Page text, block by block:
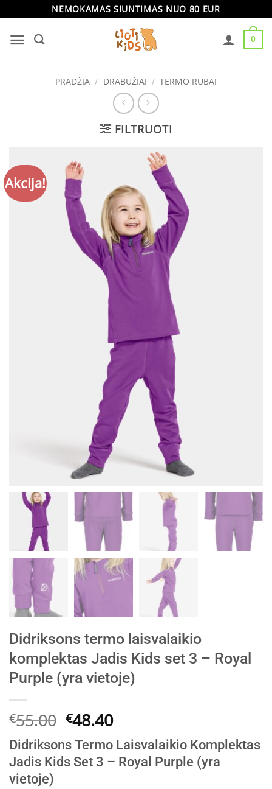
content
NEMOKAMAS SIUNTIMAS NUO 80 EUR
0
PRADŽIA / DRABUŽIAI / TERMO RŪBAI
FILTRUOTI
Akcija!
Didriksons termo laisvalaikio
komplektas Jadis Kids set 3 – Royal
Purple (yra vietoje)
€55.00 Original
price
was:
€55.00.
€48.40Current
price
is:
€48.40.
Didriksons Termo Laisvalaikio Komplektas
Jadis Kids Set 3 – Royal Purple (yra
vietoje)